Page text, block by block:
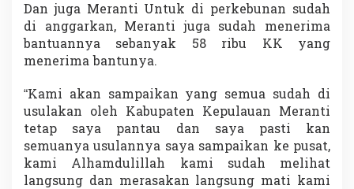
Dan juga Meranti Untuk di perkebunan sudah
di anggarkan, Meranti juga sudah menerima
bantuannya sebanyak 58 ribu KK yang
menerima bantunya.
“Kami akan sampaikan yang semua sudah di
usulakan oleh Kabupaten Kepulauan Meranti
tetap saya pantau dan saya pasti kan
semuanya usulannya saya sampaikan ke pusat,
kami Alhamdulillah kami sudah melihat
langsung dan merasakan langsung mati kami